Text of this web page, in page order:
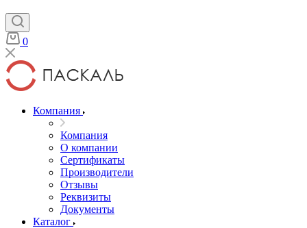
0
Компания
Компания
О компании
Сертификаты
Производители
Отзывы
Реквизиты
Документы
Каталог